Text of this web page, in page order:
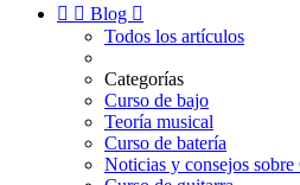
  Blog 
Todos los artículos
Categorías
Curso de bajo
Teoría musical
Curso de batería
Noticias y consejos